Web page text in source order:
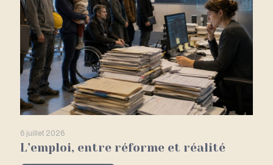
6 juillet 2026
L’emploi, entre réforme et réalité